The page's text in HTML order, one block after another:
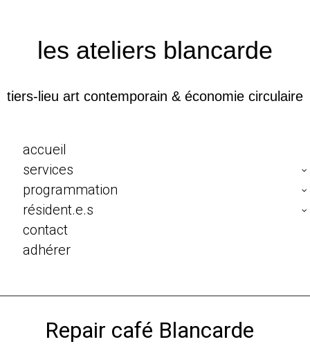
les ateliers blancarde
tiers-lieu art contemporain & économie circulaire
accueil
services
programmation
résident.e.s
contact
adhérer
Repair café Blancarde